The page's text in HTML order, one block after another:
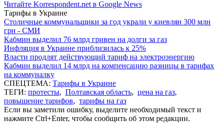
Читайте Korrespondent.net в Google News
Тарифы в Украине
Столичные коммунальщики за год украли у киевлян 300 млн
грн - СМИ
Кабмин выделил 76 млрд гривен на долги за газ
Инфляция в Украине приблизилась к 25%
Власти продлят действующий тариф на электроэнергию
Кабмин выделил 14 млрд на компенсацию разницы в тарифах
на коммуналку
СПЕЦТЕМА: Тарифы в Украине
ТЕГИ: протесты, Полтавская область, цена на газ,
повышение тарифов, тарифы на газ
Если вы заметили ошибку, выделите необходимый текст и
нажмите Ctrl+Enter, чтобы сообщить об этом редакции.